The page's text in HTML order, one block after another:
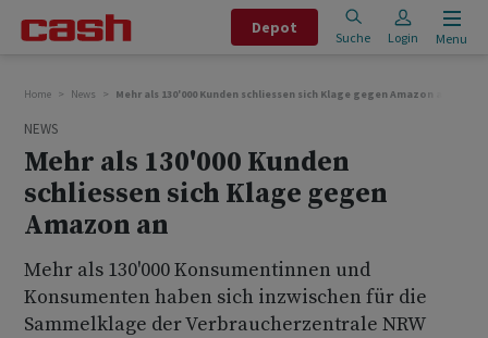
Depot
Suche Login Menu
Home News Mehr als 130'000 Kunden schliessen sich Klage gegen Amazon an
NEWS
Mehr als 130'000 Kunden
schliessen sich Klage gegen
Amazon an
Mehr als 130'000 Konsumentinnen und
Konsumenten haben sich inzwischen für die
Sammelklage der Verbraucherzentrale NRW